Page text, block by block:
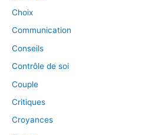
Choix
Communication
Conseils
Contrôle de soi
Couple
Critiques
Croyances